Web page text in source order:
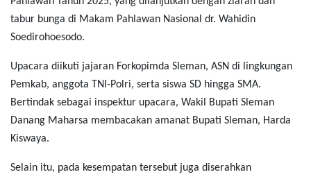
tabur bunga di Makam Pahlawan Nasional dr. Wahidin
Soedirohoesodo.
Upacara diikuti jajaran Forkopimda Sleman, ASN di lingkungan
Pemkab, anggota TNI-Polri, serta siswa SD hingga SMA.
Bertindak sebagai inspektur upacara, Wakil Bupati Sleman
Danang Maharsa membacakan amanat Bupati Sleman, Harda
Kiswaya.
Selain itu, pada kesempatan tersebut juga diserahkan